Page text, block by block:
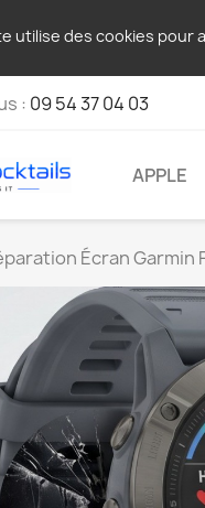
utilise des cookies pour
: 09 54 37 04 03
APPLE
Écran Garmin